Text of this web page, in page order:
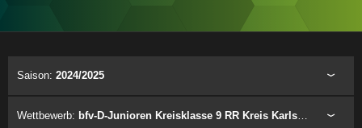
Saison: 2024/2025
Wettbewerb: bfv-D-Junioren Kreisklasse 9 RR Kreis Karlsruhe